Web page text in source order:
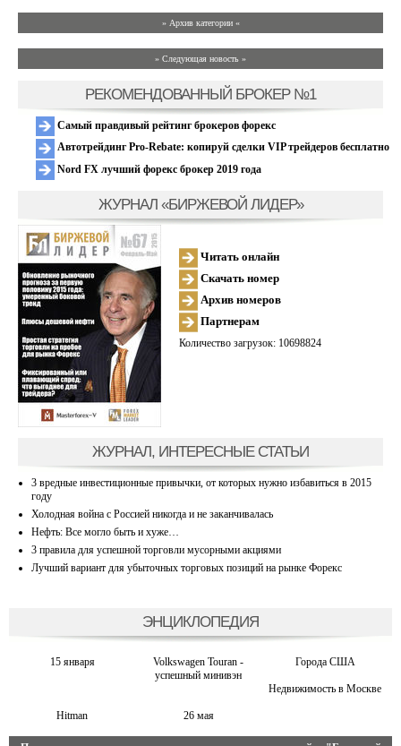
» Архив категории «
» Следующая новость »
РЕКОМЕНДОВАННЫЙ БРОКЕР №1
Самый правдивый рейтинг брокеров форекс
Автотрейдинг Pro-Rebate: копируй сделки VIP трейдеров бесплатно
Nord FX лучший форекс брокер 2019 года
ЖУРНАЛ «БИРЖЕВОЙ ЛИДЕР»
Читать онлайн
Скачать номер
Архив номеров
Партнерам
Количество загрузок: 10698824
ЖУРНАЛ, ИНТЕРЕСНЫЕ СТАТЬИ
3 вредные инвестиционные привычки, от которых нужно избавиться в 2015
году
Холодная война с Россией никогда и не заканчивалась
Нефть: Все могло быть и хуже…
3 правила для успешной торговли мусорными акциями
Лучший вариант для убыточных торговых позиций на рынке Форекс
ЭНЦИКЛОПЕДИЯ
15 января
Volkswagen Touran -
успешный минивэн
Города США
Недвижимость в Москве
Hitman 26 мая